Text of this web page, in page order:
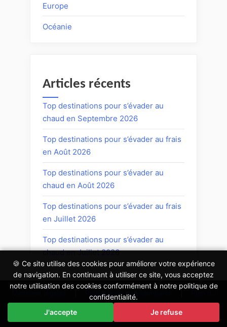
Europe
Océanie
Articles récents
Top destinations pour s’évader au
chaud en Septembre 2026
Top destinations pour s’évader au frais
en Août 2026
Top destinations pour s’évader au
chaud en Août 2026
Top destinations pour s’évader au frais
en Juillet 2026
Top destinations pour s’évader au
chaud en Juillet 2026
Politique de confidentialité
site|Contact
Copyright © 2026 quelle-prise-electrique.fr
🍪 Ce site utilise des cookies pour améliorer votre expérience
de navigation. En continuant à utiliser ce site, vous acceptez
notre utilisation des cookies conformément à notre politique de
confidentialité.
J'accepte
Je refuse